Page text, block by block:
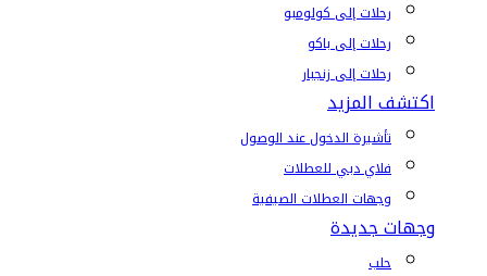
رحلات إلى كولومبو
رحلات إلى باكو
رحلات إلى زنجبار
اكتشف المزيد
تأشيرة الدخول عند الوصول
فلاي دبي للعطلات
وجهات العطلات الصيفية
وجهات جديدة
حلب